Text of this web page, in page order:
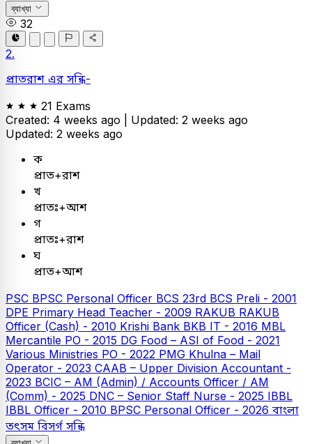
ব্যাখ্যা
32
2.
প্রাতরাশ এর সন্ধি-
21 Exams
Created: 4 weeks ago | Updated: 2 weeks ago
Updated: 2 weeks ago
ক
প্রাত+রাশ
খ
প্রাতঃ+আশ
গ
প্রাতঃ+রাশ
ঘ
প্রাত+আশ
PSC BPSC Personal Officer BCS 23rd BCS Preli - 2001
DPE Primary Head Teacher - 2009 RAKUB RAKUB
Officer (Cash) - 2010 Krishi Bank BKB IT - 2016 MBL
Mercantile PO - 2015 DG Food – ASI of Food - 2021
Various Ministries PO - 2022 PMG Khulna – Mail
Operator - 2023 CAAB – Upper Division Accountant -
2023 BCIC – AM (Admin) / Accounts Officer / AM
(Comm) - 2025 DNC – Senior Staff Nurse - 2025 IBBL
IBBL Officer - 2010 BPSC Personal Officer - 2026 বাংলা
তৎসম বিসর্গ সন্ধি